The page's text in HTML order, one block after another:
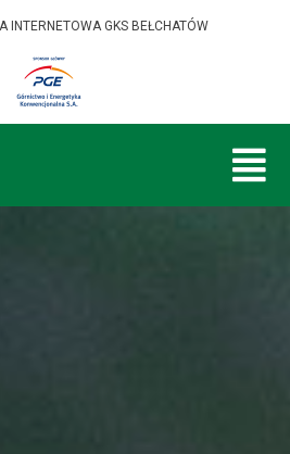
INTERNETOWA GKS BEŁCHATÓW